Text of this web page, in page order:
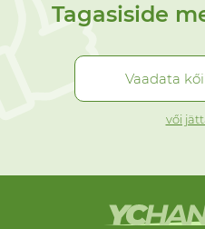
Tagasiside
Vaadata
vői